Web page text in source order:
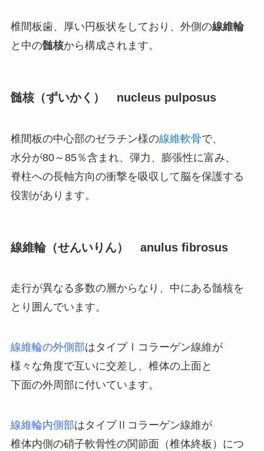
椎間板歯、厚い円板状をしており、外側の線維輪
と中の髄核から構成されます。
髄核（ずいかく） nucleus pulposus
椎間板の中心部のゼラチン様の線維軟骨で、
水分が80～85％含まれ、弾力、膨張性に富み、
脊柱への長軸方向の衝撃を吸収して脳を保護する
役割があります。
線維輪（せんいりん） anulus fibrosus
走行が異なる多数の層からなり、中にある髄核を
とり囲んでいます。
線維輪の外側部はタイプⅠコラーゲン線維が
様々な角度で互いに交差し、椎体の上面と
下面の外周部に付いています。
線維輪内側部はタイプⅡコラーゲン線維が
椎体内側の硝子軟骨性の関節面（椎体終板）につ